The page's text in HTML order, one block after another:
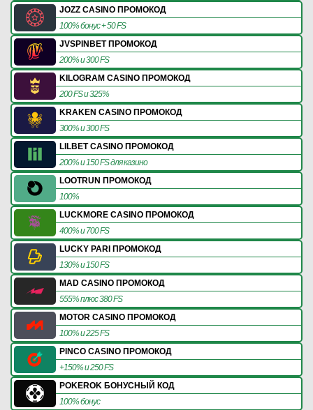
JOZZ CASINO ПРОМОКОД
100% бонус + 50 FS
JVSPINBET ПРОМОКОД
200% и 300 FS
KILOGRAM CASINO ПРОМОКОД
200 FS и 325%
KRAKEN CASINO ПРОМОКОД
300% и 300 FS
LILBET CASINO ПРОМОКОД
200% и 150 FS для казино
LOOTRUN ПРОМОКОД
100%
LUCKMORE CASINO ПРОМОКОД
400% и 700 FS
LUCKY PARI ПРОМОКОД
130% и 150 FS
MAD CASINO ПРОМОКОД
555% плюс 380 FS
MOTOR CASINO ПРОМОКОД
100% и 225 FS
PINCO CASINO ПРОМОКОД
+150% и 250 FS
POKEROK БОНУСНЫЙ КОД
100% бонус